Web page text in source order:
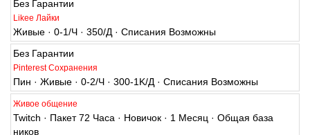
Без Гарантии
Likee Лайки
Живые · 0-1/Ч · 350/Д · Списания Возможны
Без Гарантии
Pinterest Сохранения
Пин · Живые · 0-2/Ч · 300-1K/Д · Списания Возможны
Живое общение